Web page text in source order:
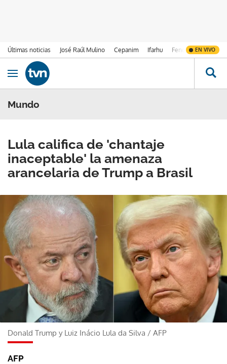
Últimas noticias José Raúl Mulino Cepanim Ifarhu Fenómeno de El
EN VIVO
Ir al contenido
Obrir navegació
Mundo
Lula califica de 'chantaje
inaceptable' la amenaza
arancelaria de Trump a Brasil
Donald Trump y Luiz Inácio Lula da Silva / AFP
AFP